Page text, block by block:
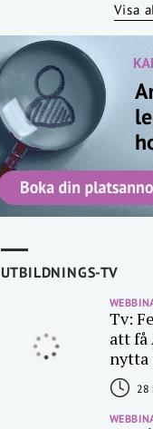
Visa
UTBILDNINGS-TV
Tv:
att få
nytta
28